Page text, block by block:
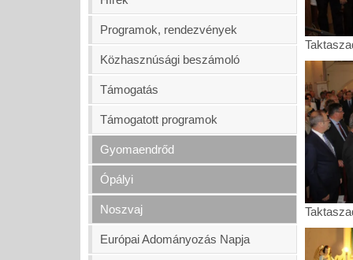
Programok, rendezvények
Közhasznúsági beszámoló
Támogatás
Támogatott programok
Gyomaendrőd
Ópályi
Noszvaj
Európai Adományozás Napja